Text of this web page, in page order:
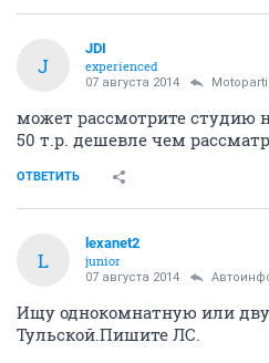
J
JDI
experienced
07 августа 2014
может рассмотрите студию
50 т.р. дешевле чем
ОТВЕТИТЬ
L
lexanet2
junior
07 августа 2014
Ищу однокомнатную или
Тульской.Пишите ЛС.